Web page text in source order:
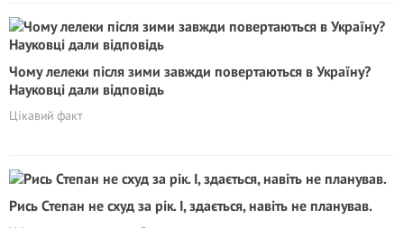
Чому лелеки після зими завжди повертаються в Україну?
Науковці дали відповідь
Цікавий факт
Рись Степан не схуд за рік. І, здається, навіть не планував.